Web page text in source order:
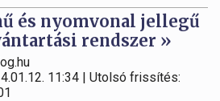
és nyomvonal jellegű
rendszer »
11:34 | Utolsó frissítés: